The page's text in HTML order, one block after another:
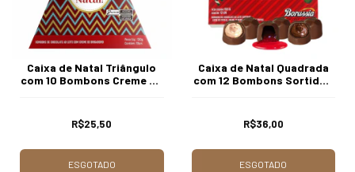
Caixa de Natal Triângulo
com 10 Bombons Creme de
R$25,50
ESGOTADO
Caixa de Natal Quadrada
com 12 Bombons Sortidos
R$36,00
ESGOTADO